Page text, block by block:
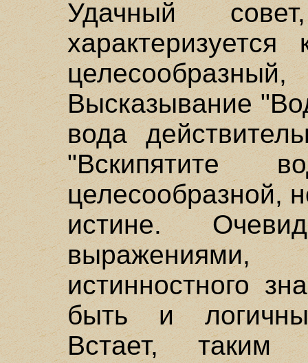
Удачный
Высказывание
вода
"Вскипятите
целесообразной,
истине.
истинностного
быть и
Встает,